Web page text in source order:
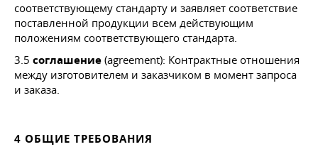
соответствующему стандарту и заявляет соответствие
поставленной продукции всем действующим
положениям соответствующего стандарта.
3.5 соглашение (agreement): Контрактные отношения
между изготовителем и заказчиком в момент запроса
и заказа.
4 ОБЩИЕ ТРЕБОВАНИЯ